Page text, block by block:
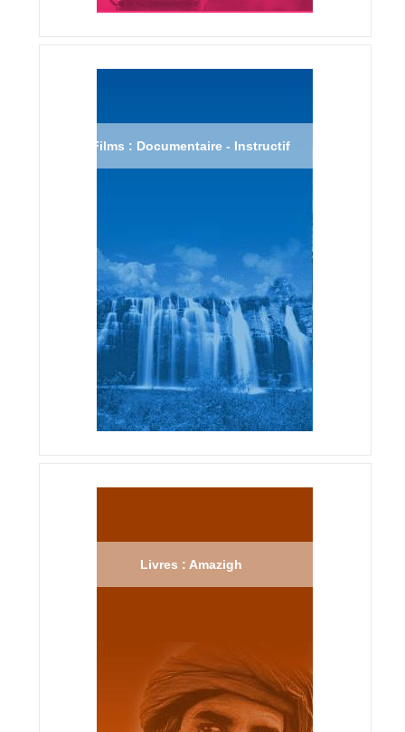
Films : Documentaire - Instructif
Livres : Amazigh